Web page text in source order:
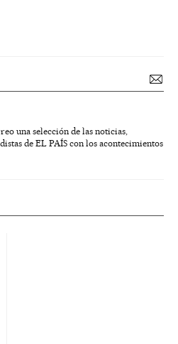
una selección de las noticias,
de EL PAÍS con los acontecimientos